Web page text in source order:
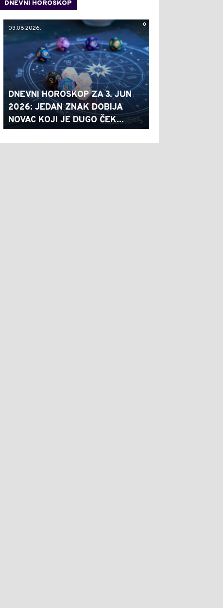
DNEVNI HOROSKOP
0
03.06.2026.
DNEVNI HOROSKOP ZA 3. JUN
2026: JEDAN ZNAK DOBIJA
NOVAC KOJI JE DUGO ČEK...